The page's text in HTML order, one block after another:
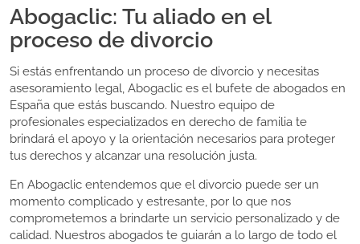
Abogaclic: Tu aliado en el
proceso de divorcio
Si estás enfrentando un proceso de divorcio y necesitas
asesoramiento legal, Abogaclic es el bufete de abogados en
España que estás buscando. Nuestro equipo de
profesionales especializados en derecho de familia te
brindará el apoyo y la orientación necesarios para proteger
tus derechos y alcanzar una resolución justa.
En Abogaclic entendemos que el divorcio puede ser un
momento complicado y estresante, por lo que nos
comprometemos a brindarte un servicio personalizado y de
calidad. Nuestros abogados te guiarán a lo largo de todo el